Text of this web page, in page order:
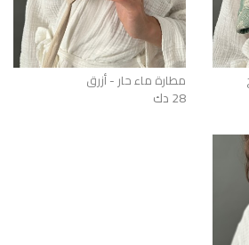
مطارة ماء حار - أزرق
28 دك